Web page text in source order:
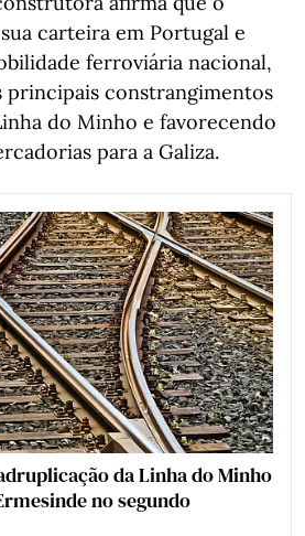
carteira em Portugal e
ferroviária nacional,
principais constrangimentos
do Minho e favorecendo
para a Galiza.
da Linha do Minho
no segundo